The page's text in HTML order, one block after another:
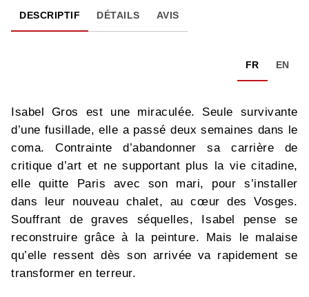
DESCRIPTIF DÉTAILS AVIS
FR EN
Isabel Gros est une miraculée. Seule survivante
d’une fusillade, elle a passé deux semaines dans le
coma. Contrainte d’abandonner sa carrière de
critique d’art et ne supportant plus la vie citadine,
elle quitte Paris avec son mari, pour s’installer
dans leur nouveau chalet, au cœur des Vosges.
Souffrant de graves séquelles, Isabel pense se
reconstruire grâce à la peinture. Mais le malaise
qu’elle ressent dès son arrivée va rapidement se
transformer en terreur.